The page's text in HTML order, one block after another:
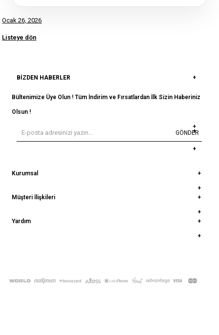
Ocak 26, 2026
Listeye dön
BIZDEN HABERLER
Bültenimize Üye Olun ! Tüm İndirim ve Fırsatlardan İlk Sizin Haberiniz
Olsun !
GÖNDER
Kurumsal
Müşteri İlişkileri
Yardım